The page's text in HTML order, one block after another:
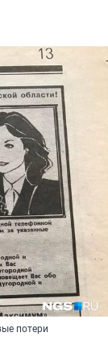
потери